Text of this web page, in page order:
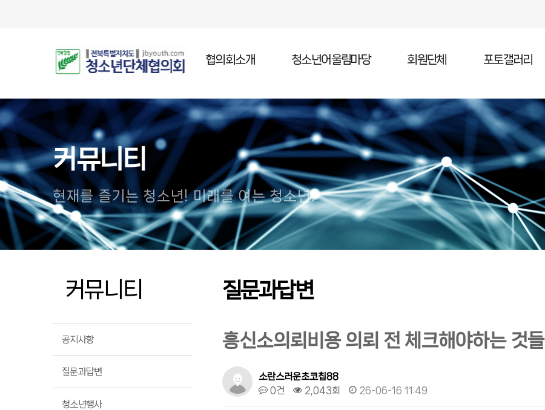
협의회소개
인사말
설립목적
주요연혁
조직임원
오시는길
청소년어울림마당
청소년어울림마당 소개
청소년어울림마당 일정
청소년어울림마당 참가
회원단체 포토갤러리
커뮤니티
현재를 즐기는 청소년! 미래를 여는 청소년!
커뮤니티
공지사항
질문과답변
청소년행사
질문과답변
흥신소의뢰비용 의뢰 전 체크해야하는 것들
소란스러운초코칩88
0건
2,043회 26-06-16 11:49